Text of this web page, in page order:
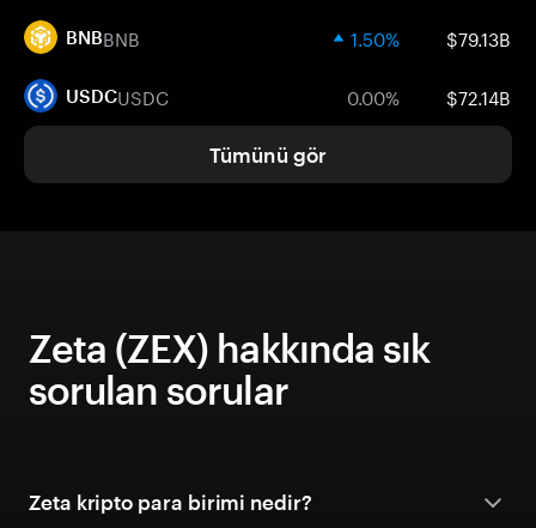
BNBBNB 1.50% $79.13B
USDCUSDC 0.00% $72.14B
Tümünü gör
Zeta (ZEX) hakkında sık
sorulan sorular
Zeta kripto para birimi nedir?